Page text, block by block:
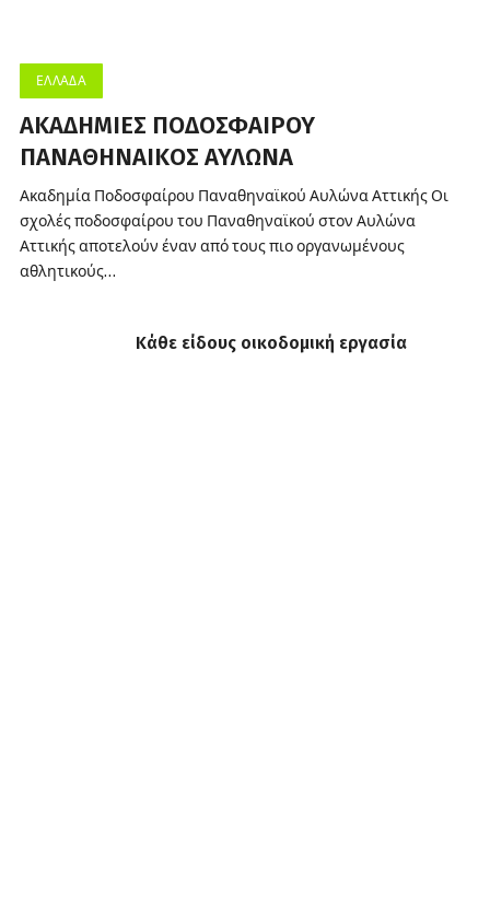
ΕΛΛΆΔΑ
ΑΚΑΔΗΜΙΕΣ ΠΟΔΟΣΦΑΙΡΟΥ
ΠΑΝΑΘΗΝΑΙΚΟΣ ΑΥΛΩΝΑ
Ακαδημία Ποδοσφαίρου Παναθηναϊκού Αυλώνα Αττικής Οι
σχολές ποδοσφαίρου του Παναθηναϊκού στον Αυλώνα
Αττικής αποτελούν έναν από τους πιο οργανωμένους
αθλητικούς…
Κάθε είδους οικοδομική εργασία